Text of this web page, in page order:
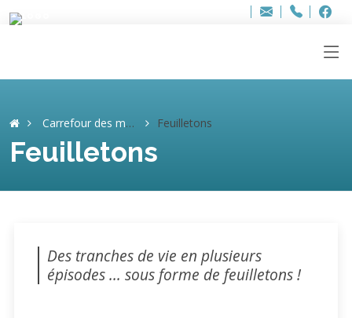
Adresse
info..hâthe..
Tel.
Tel.
Carrefour des mémoires Feuilletons
Feuilletons
Des tranches de vie en plusieurs
épisodes ... sous forme de feuilletons !